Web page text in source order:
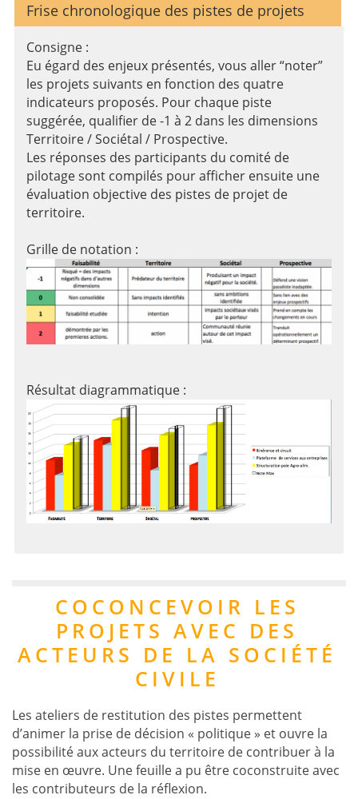
Frise chronologique des pistes de projets
Consigne :
Eu égard des enjeux présentés, vous aller “noter”
les projets suivants en fonction des quatre
indicateurs proposés. Pour chaque piste
suggérée, qualifier de -1 à 2 dans les dimensions
Territoire / Sociétal / Prospective.
Les réponses des participants du comité de
pilotage sont compilés pour afficher ensuite une
évaluation objective des pistes de projet de
territoire.
Grille de notation :
Résultat diagrammatique :
COCONCEVOIR LES
PROJETS AVEC DES
ACTEURS DE LA SOCIÉTÉ
CIVILE
Les ateliers de restitution des pistes permettent
d’animer la prise de décision « politique » et ouvre la
possibilité aux acteurs du territoire de contribuer à la
mise en œuvre. Une feuille a pu être coconstruite avec
les contributeurs de la réflexion.